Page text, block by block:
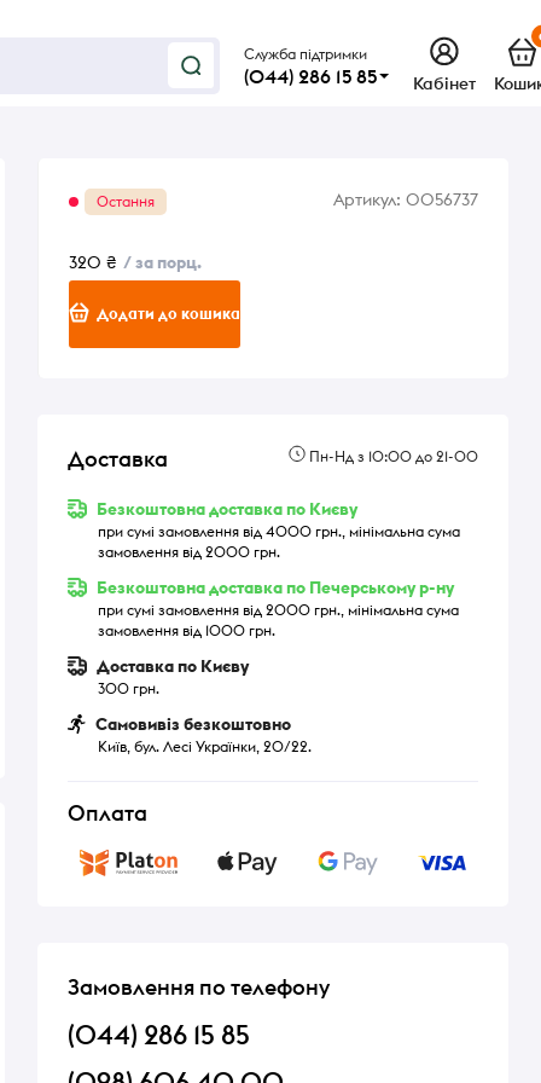
Служба підтримки
(044) 286 15 85 Кабінет
Остання Артикул: 0056737
320 ₴ / за порц.
Додати до кошика
Доставка Пн-Нд з 10:00 до 21-00
Безкоштовна доставка по Києву
при сумі замовлення від 4000 грн., мінімальна сума
замовлення від 2000 грн.
Безкоштовна доставка по Печерському р-ну
при сумі замовлення від 2000 грн., мінімальна сума
замовлення від 1000 грн.
Доставка по Києву
300 грн.
Самовивіз безкоштовно
Київ, бул. Лесі Українки, 20/22.
Оплата
Замовлення по телефону
(044) 286 15 85